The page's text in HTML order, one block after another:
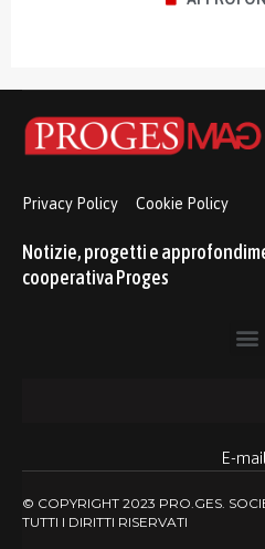
Privacy Policy Cookie Policy
Notizie, progetti e
cooperativa Proges
E-
© COPYRIGHT 2023 PRO.GES.
TUTTI I DIRITTI RISERVATI